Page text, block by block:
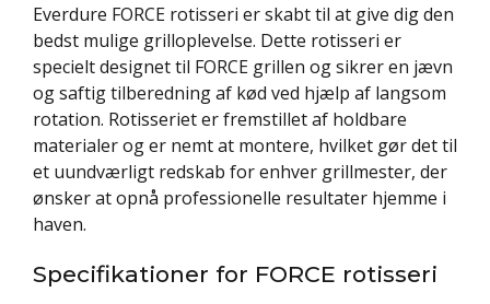
Everdure FORCE rotisseri er skabt til at give dig den
bedst mulige grilloplevelse. Dette rotisseri er
specielt designet til FORCE grillen og sikrer en jævn
og saftig tilberedning af kød ved hjælp af langsom
rotation. Rotisseriet er fremstillet af holdbare
materialer og er nemt at montere, hvilket gør det til
et uundværligt redskab for enhver grillmester, der
ønsker at opnå professionelle resultater hjemme i
haven.
Specifikationer for FORCE rotisseri